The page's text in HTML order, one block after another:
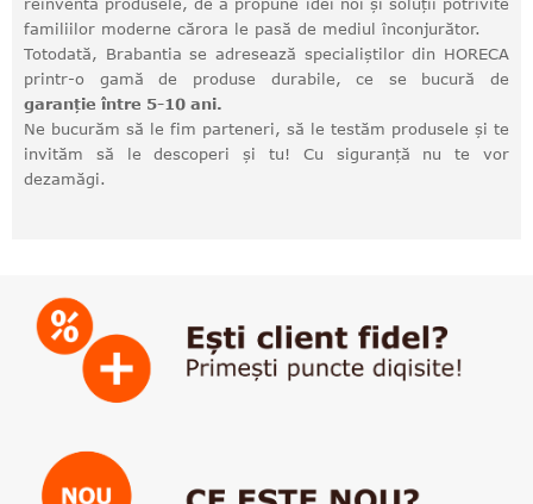
familiilor moderne cărora le pasă de mediul înconjurător.
Totodată, Brabantia se adresează specialiștilor din HORECA
printr-o gamă de produse durabile, ce se bucură de
garanție între 5-10 ani.
Ne bucurăm să le fim parteneri, să le testăm produsele și te
invităm să le descoperi și tu! Cu siguranță nu te vor
dezamăgi.